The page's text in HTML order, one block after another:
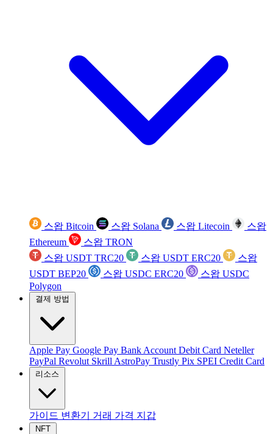
스왑 Bitcoin 스왑 Solana 스왑 Litecoin
스왑
Ethereum
스왑 TRON
스왑 USDT TRC20
스왑 USDT ERC20
스왑
USDT BEP20
스왑 USDC ERC20
스왑 USDC
Polygon
결제 방법
Apple Pay Google Pay Bank Account Debit Card Neteller
PayPal Revolut Skrill AstroPay Trustly Pix SPEI Credit Card
리소스
가이드 변환기 거래 가격 지갑
NFT